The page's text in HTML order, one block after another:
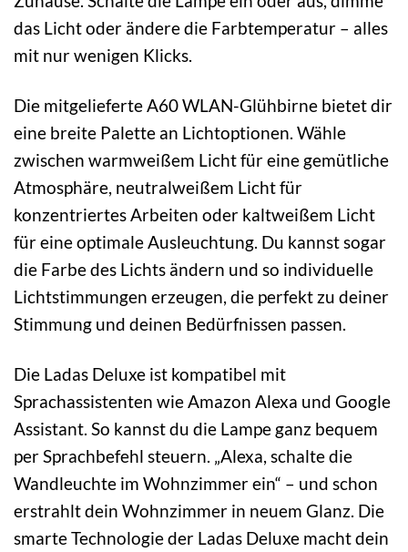
das Licht oder ändere die Farbtemperatur – alles
mit nur wenigen Klicks.
Die mitgelieferte A60 WLAN-Glühbirne bietet dir
eine breite Palette an Lichtoptionen. Wähle
zwischen warmweißem Licht für eine gemütliche
Atmosphäre, neutralweißem Licht für
konzentriertes Arbeiten oder kaltweißem Licht
für eine optimale Ausleuchtung. Du kannst sogar
die Farbe des Lichts ändern und so individuelle
Lichtstimmungen erzeugen, die perfekt zu deiner
Stimmung und deinen Bedürfnissen passen.
Die Ladas Deluxe ist kompatibel mit
Sprachassistenten wie Amazon Alexa und Google
Assistant. So kannst du die Lampe ganz bequem
per Sprachbefehl steuern. „Alexa, schalte die
Wandleuchte im Wohnzimmer ein“ – und schon
erstrahlt dein Wohnzimmer in neuem Glanz. Die
smarte Technologie der Ladas Deluxe macht dein